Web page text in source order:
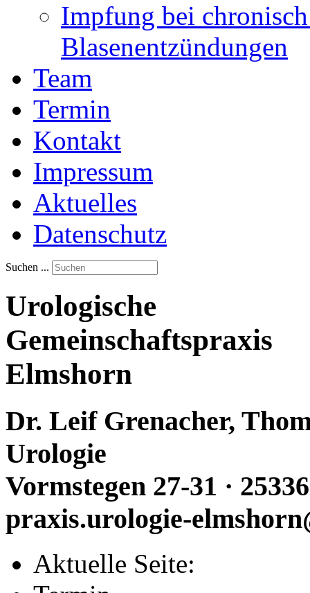
Impfung bei
Blasenentzündungen
Team
Termin
Kontakt
Impressum
Aktuelles
Datenschutz
Suchen ...
Urologische
Gemeinschaftspraxis
Elmshorn
Dr. Leif Grenacher,
Urologie
Vormstegen 27-31 ·
praxis.urologie-
Aktuelle Seite: